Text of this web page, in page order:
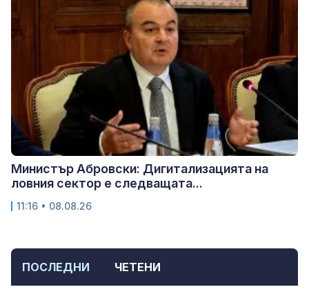
ПОСЛЕДНИ ЧЕТЕНИ
Министър Абровски: Дигитализацията на
ловния сектор е следващата...
11:16 • 08.08.26